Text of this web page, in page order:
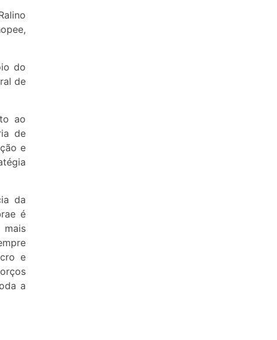
do
de
ao
de
e
da
é
e
a